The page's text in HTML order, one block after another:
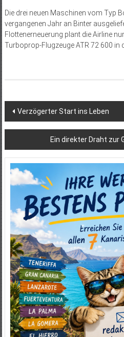
Die drei neuen Maschinen vom Typ
vergangenen Jahr an Binter
Flottenerneuerung plant die Airline
Turboprop-Flugzeuge ATR 72 600 in
Beitragsnavigation
Verzögerter Start ins Leben
Ein direkter Draht zur